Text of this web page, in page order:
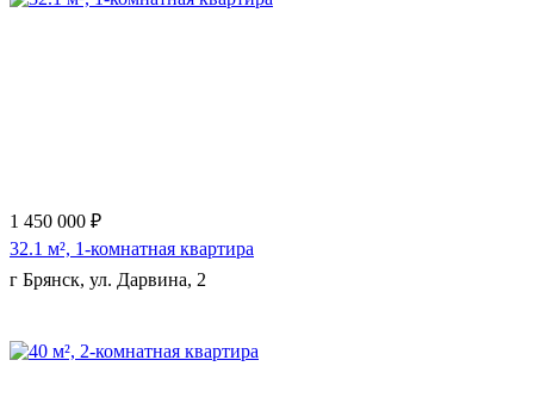
1 450 000 ₽
32.1 м², 1-комнатная квартира
г Брянск, ул. Дарвина, 2